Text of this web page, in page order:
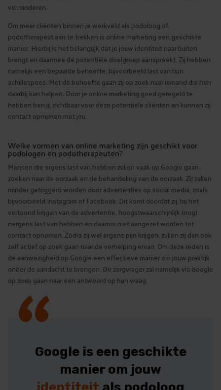
verminderen
Om meer cliënten binnen je werkveld als podoloog of
podotherapeut aan te trekken is online marketing een geschikte
manier. Hierbij is het belangrijk dat je jouw identiteit naar buiten
brengt en daarmee de potentiële doelgroep aanspreekt. Zij hebben
namelijk een bepaalde behoefte, bijvoorbeeld last van hun
achillespees. Met de behoefte gaan zij op zoek naar iemand die hen
daarbij kan helpen. Door je online marketing goed geregeld te
hebben ben jij zichtbaar voor deze potentiële cliënten en kunnen zij
contact opnemen met jou.
Welke vormen van online marketing zijn geschikt voor
podologen en podotherapeuten?
Mensen die ergens last van hebben zullen vaak op Google gaan
zoeken naar de oorzaak en de behandeling van de oorzaak. Zij zullen
minder getriggerd worden door advertenties op social media, zoals
bijvoorbeeld Instagram of Facebook. Dit komt doordat zij, bij het
vertoond krijgen van de advertentie, hoogstwaarschijnlijk (nog)
nergens last van hebben en daarom niet aangezet worden tot
contact opnemen. Zodra zij wel ergens pijn krijgen, zullen zij dan ook
zelf actief op zoek gaan naar de verhelping ervan. Om deze reden is
de aanwezigheid op Google een effectieve manier om jouw praktijk
onder de aandacht te brengen. De zorgvrager zal namelijk via Google
op zoek gaan naar een antwoord op hun vraag.
“Google is een geschikte
manier om jouw